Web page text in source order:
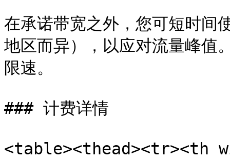
在承诺带宽之外，您可短时间
地区而异），以应对流量峰值
限速。
### 计费详情
<table><thead><tr><th